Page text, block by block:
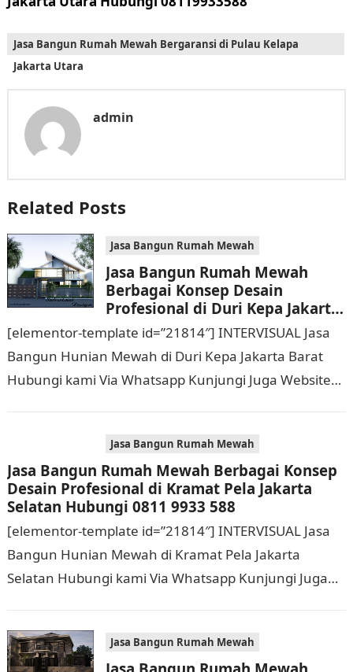
Jasa Bangun Rumah Mewah Bergaransi di Pulau Kelapa
Jakarta Utara
admin
Related Posts
Jasa Bangun Rumah Mewah
Jasa Bangun Rumah Mewah
Berbagai Konsep Desain
Profesional di Duri Kepa Jakarta
Barat Hubungi 0811 9933 588
[elementor-template id=”21814″] INTERVISUAL Jasa
Bangun Hunian Mewah di Duri Kepa Jakarta Barat
Hubungi kami Via Whatsapp Kunjungi Juga Website
Jasa Bangun Rumah Mewah
Jasa Bangun Rumah Mewah Berbagai Konsep
Desain Profesional di Kramat Pela Jakarta
Selatan Hubungi 0811 9933 588
[elementor-template id=”21814″] INTERVISUAL Jasa
Bangun Hunian Mewah di Kramat Pela Jakarta
Selatan Hubungi kami Via Whatsapp Kunjungi Juga
Jasa Bangun Rumah Mewah